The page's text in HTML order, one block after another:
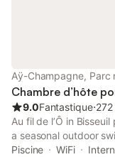
Aÿ-Champagne, Parc
Chambre d’hôte
9.0Fantastique⋅
Au fil de l’Ô in
a seasonal outdoor
free WiFi and parking
Piscine WiFi